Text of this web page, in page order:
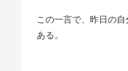
この一言で、昨日の
ある。